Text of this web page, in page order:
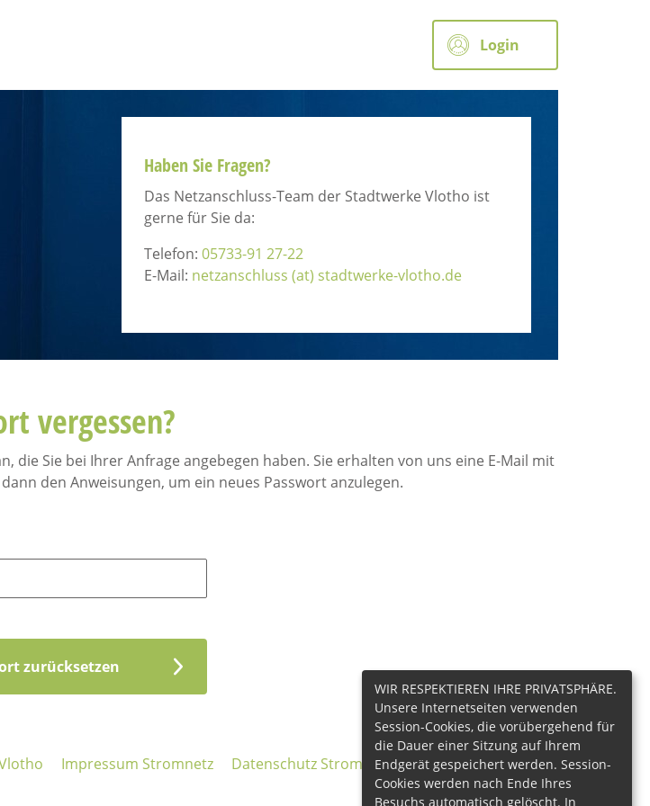
Login
Haben Sie Fragen?
Das Netzanschluss-Team der Stadtwerke Vlotho ist
gerne für Sie da:
Telefon: 05733-91 27-22
E-Mail: netzanschluss (at) stadtwerke-vlotho.de
vergessen?
die Sie bei Ihrer Anfrage angebegen haben. Sie erhalten von uns eine E-Mail mit
den Anweisungen, um ein neues Passwort anzulegen.
zurücksetzen
Impressum Stromnetz Datenschutz Stromnetz
WIR RESPEKTIEREN IHRE PRIVATSPHÄRE.
Unsere Internetseiten verwenden
Session-Cookies, die vorübergehend für
die Dauer einer Sitzung auf Ihrem
Endgerät gespeichert werden. Session-
Cookies werden nach Ende Ihres
Besuchs automatisch gelöscht. In